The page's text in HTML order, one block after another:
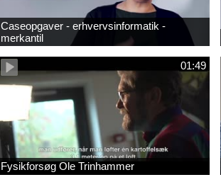
Caseopgaver - erhvervsinformatik -
merkantil
01:49
Fysikforsøg Ole Trinhammer